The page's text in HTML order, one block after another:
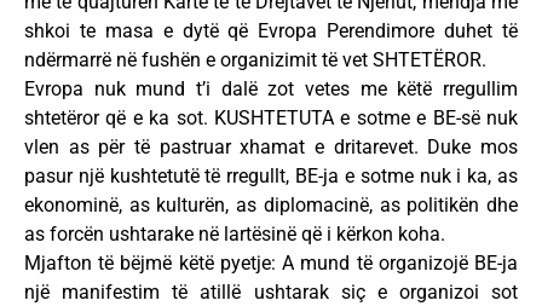
shkoi te masa e dytë që Evropa Perendimore duhet të
ndërmarrë në fushën e organizimit të vet SHTETËROR.
Evropa nuk mund t’i dalë zot vetes me këtë rregullim
shtetëror që e ka sot. KUSHTETUTA e sotme e BE-së nuk
vlen as për të pastruar xhamat e dritarevet. Duke mos
pasur një kushtetutë të rregullt, BE-ja e sotme nuk i ka, as
ekonominë, as kulturën, as diplomacinë, as politikën dhe
as forcën ushtarake në lartësinë që i kërkon koha.
Mjafton të bëjmë këtë pyetje: A mund të organizojë BE-ja
një manifestim të atillë ushtarak siç e organizoi sot